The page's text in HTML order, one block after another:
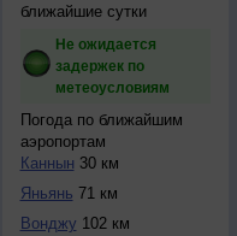
ближайшие сутки
Не ожидается
задержек по
метеоусловиям
Погода по ближайшим
аэропортам
Каннын 30 км
Яньянь 71 км
Вонджу 102 км